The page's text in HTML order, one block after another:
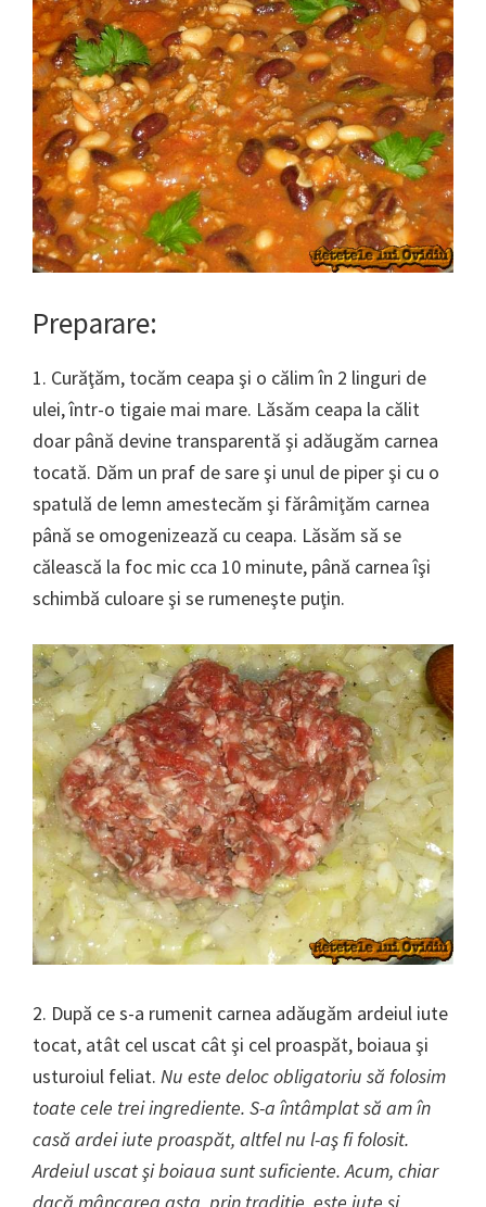
Preparare:
1. Curăţăm, tocăm ceapa şi o călim în 2 linguri de
ulei, într-o tigaie mai mare. Lăsăm ceapa la călit
doar până devine transparentă şi adăugăm carnea
tocată. Dăm un praf de sare şi unul de piper şi cu o
spatulă de lemn amestecăm şi fărâmiţăm carnea
până se omogenizează cu ceapa. Lăsăm să se
călească la foc mic cca 10 minute, până carnea îşi
schimbă culoare şi se rumeneşte puţin.
2. După ce s-a rumenit carnea adăugăm ardeiul iute
tocat, atât cel uscat cât şi cel proaspăt, boiaua şi
usturoiul feliat. Nu este deloc obligatoriu să folosim
toate cele trei ingrediente. S-a întâmplat să am în
casă ardei iute proaspăt, altfel nu l-aş fi folosit.
Ardeiul uscat şi boiaua sunt suficiente. Acum, chiar
dacă mâncarea asta, prin tradiţie, este iute şi